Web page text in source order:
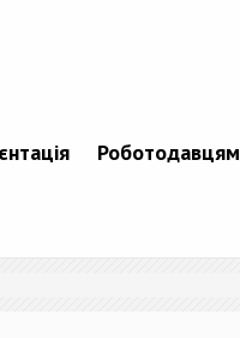
Роботодавцям